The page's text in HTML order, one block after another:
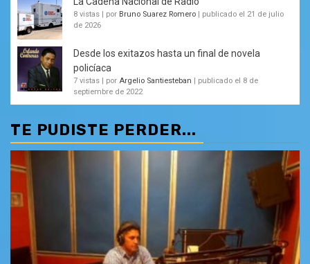
8 vistas por Bruno Suarez Romero
publicado el 21 de julio
de 2026
Desde los exitazos hasta un final de novela
policíaca
7 vistas por Argelio Santiesteban
publicado el 8 de
septiembre de 2022
TE PUDISTE PERDER...